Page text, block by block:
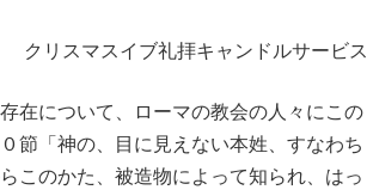
クリスマスイブ礼拝キャンドルサービス
在について、ローマの教会の人々にこの
節「神の、目に見えない本姓、すなわち
このかた、被造物によって知られ、はっ